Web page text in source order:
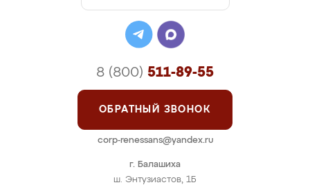
г. Балашиха
ш. Энтузиастов, 1Б
8 (800) 511-89-55
ОБРАТНЫЙ ЗВОНОК
corp-renessans@yandex.ru